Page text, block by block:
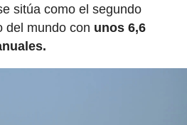
sitúa como el segundo
del mundo con unos 6,6